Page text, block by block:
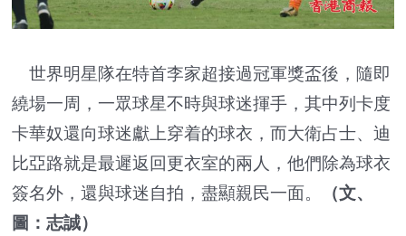
世界明星隊在特首李家超接過冠軍獎盃後，隨即
繞場一周，一眾球星不時與球迷揮手，其中列卡度
卡華奴還向球迷獻上穿着的球衣，而大衛占士、迪
比亞路就是最遲返回更衣室的兩人，他們除為球衣
簽名外，還與球迷自拍，盡顯親民一面。
（文、
圖：志誠）